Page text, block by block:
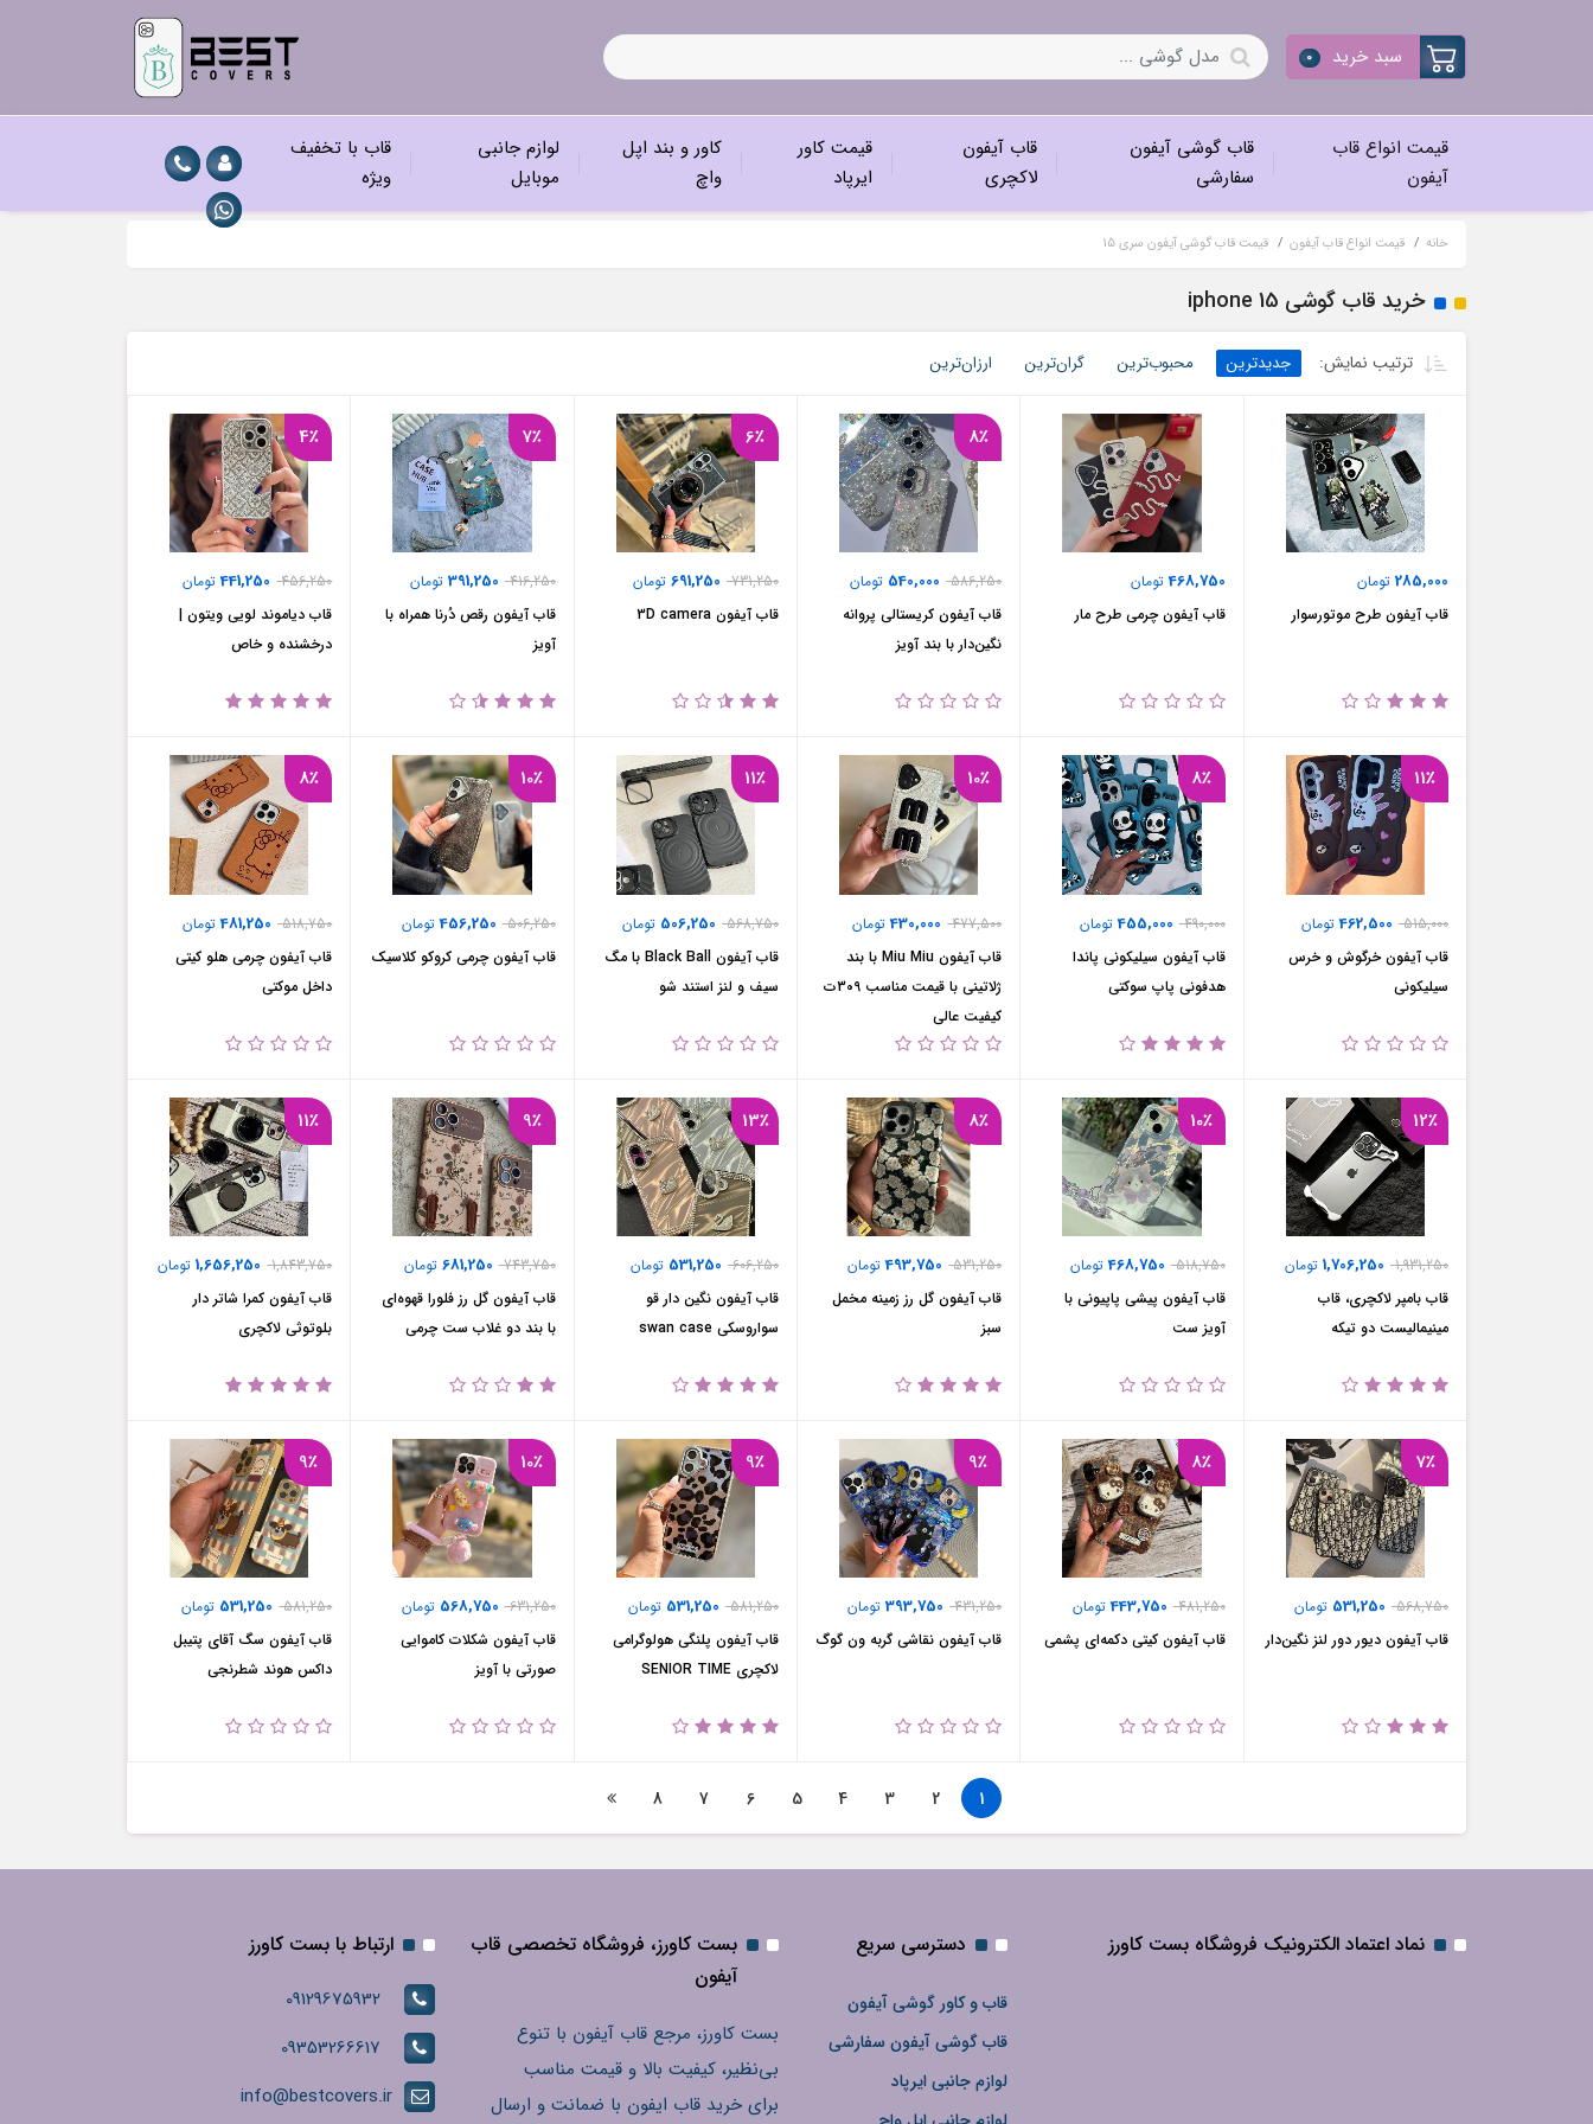
سبد خرید 0
قیمت انواع قاب
آیفون
قاب گوشی آیفون
سفارشی
قاب آیفون
لاکچری
قیمت کاور
ایرپاد
کاور و بند اپل
واچ
لوازم جانبی
موبایل
قاب با تخفیف
ویژه
خانه قیمت انواع قاب آیفون قیمت قاب گوشی آیفون سری 15
خرید قاب گوشی iphone 15
ترتیب نمایش: جدیدترین محبوب‌ترین گران‌ترین ارزان‌ترین
285,000 تومان
قاب آیفون طرح موتور‌سوار
468,750تومان
قاب آیفون چرمی طرح مار
8٪
586,250
540,000 تومان
قاب آیفون کریستالی پروانه
نگین‌دار با بند آویز
6٪
731,250
691,250تومان
قاب آیفون 3D camera
7٪
416,250
391,250 تومان
قاب آیفون رقص دُرنا همراه با
آویز
4٪
456,250
441,250تومان
قاب دیاموند لویی ویتون |
درخشنده و خاص
11٪
515,000
462,500تومان
قاب آیفون خرگوش و خرس
سیلیکونی
8٪
490,000
455,000تومان
قاب آیفون سیلیکونی پاندا
هدفونی پاپ سوکتی
10٪
477,500
430,000تومان
قاب آیفون Miu Miu با بند
ژلاتینی با قیمت مناسب 309ت
کیفیت عالی
11٪
568,750
506,250 تومان
قاب آیفون Black Ball با مگ
سیف و لنز استند شو
10٪
506,250
456,250تومان
قاب آیفون چرمی کروکو کلاسیک
8٪
518,750
481,250تومان
قاب آیفون چرمی هلو کیتی
داخل موکتی
12٪
1,931,250
1,706,250 تومان
قاب بامپر لاکچری، قاب
مینیمالیست دو تیکه
10٪
518,750
468,750تومان
قاب آیفون پیشی پاپیونی با
آویز ست
8٪
531,250
493,750تومان
قاب آیفون گل رز زمینه مخمل
سبز
13٪
606,250
531,250 تومان
قاب آیفون نگین دار قو
سواروسکی swan case
9٪
743,750
681,250 تومان
قاب آیفون گل رز فلورا قهوه‌ای
با بند دو غلاب ست چرمی
11٪
1,843,750
1,656,250تومان
قاب آیفون کمرا شاتر دار
بلوتوثی لاکچری
7٪
568,750
531,250 تومان
قاب آیفون دیور دور لنز نگین‌دار
8٪
481,250
443,750تومان
قاب آیفون کیتی دکمه‌ای پشمی
9٪
431,250
393,750تومان
قاب آیفون نقاشی گربه ون گوگ
9٪
581,250
531,250 تومان
قاب آیفون پلنگی هولوگرامی
لاکچری SENIOR TIME
10٪
631,250
568,750 تومان
قاب آیفون شکلات کاموایی
صورتی با آویز
9٪
581,250
531,250 تومان
قاب آیفون سگ آقای پتیبل
داکس هوند شطرنجی
1
2
3
4
5
6
7
8
نماد اعتماد الکترونیک فروشگاه بست کاورز دسترسی سریع
قاب و کاور گوشی آیفون
قاب گوشی آیفون سفارشی
لوازم جانبی ایرپاد
بست کاورز، فروشگاه تخصصی قاب
آیفون
بست کاورز، مرجع قاب آیفون با تنوع
بی‌نظیر، کیفیت بالا و قیمت مناسب
برای خرید قاب ایفون با ضمانت و ارسال
ارتباط با بست کاورز
09129675932
09353266617
info@bestcovers.ir